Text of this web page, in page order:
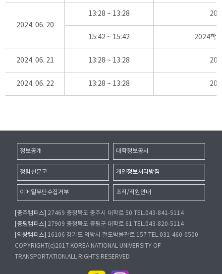
2024. 06. 20
13:28 ~ 13:28
15:42 ~ 15:42 2024학
2024. 06. 21 13:28 ~ 13:28
2024. 06. 22 13:28 ~ 13:28
정보공개 대학정보공시
청렴신문고 개인정보처리방침
이메일무단수집거부 조직/직원안내
[충주캠퍼스]
27469 충청북도 충주시 대학로 50 TEL.043-841-5114
[증평캠퍼스]
27909 충청북도 증평군 대학로 61 TEL.043-820-5114
[의왕캠퍼스]
16106 경기도 의왕시 철도박물관로 157 TEL.031-460-0500
COPYRIGHT(c)2017 KOREA NATIONAL UNIVERSITY OF
TRANSPORTATION.ALL RIGHTS RESERVED